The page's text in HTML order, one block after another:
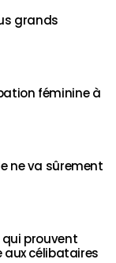
grands
féminine à
ne va sûrement
prouvent
aux célibataires